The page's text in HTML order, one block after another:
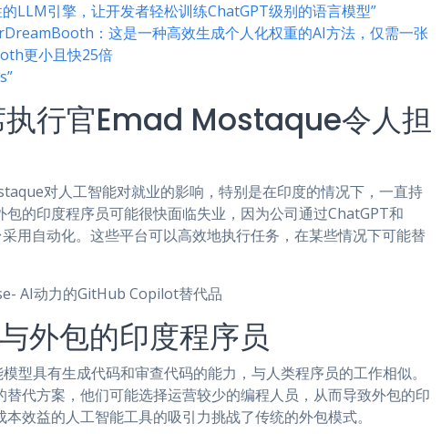
LLM引擎，让开发者轻松训练ChatGPT级别的语言模型”
：这是一种高效生成个人化权重的AI方法，仅需一张
更小且快25倍
行官Emad Mostaque令人担
对人工智能对就业的影响，特别是在印度的情况下，一直持
的印度程序员可能很快面临失业，因为公司通过ChatGPT和
用自动化。这些平台可以高效地执行任务，在某些情况下可能替
AI动力的GitHub Copilot替代品
外包的印度程序员
型具有生成代码和审查代码的能力，与人类程序员的工作相似。
代方案，他们可能选择运营较少的编程人员，从而导致外包的印
效益的人工智能工具的吸引力挑战了传统的外包模式。